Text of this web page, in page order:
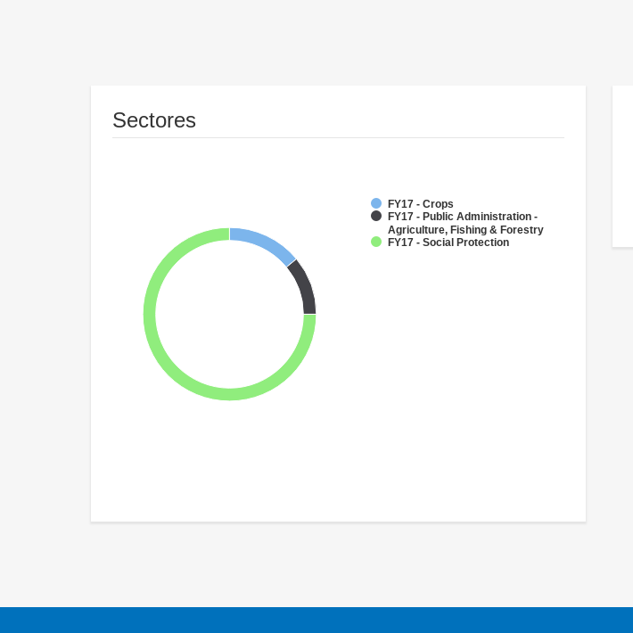
Sectores
FY17 - Crops
FY17 - Public Administration -
Agriculture, Fishing & Forestry
FY17 - Social Protection